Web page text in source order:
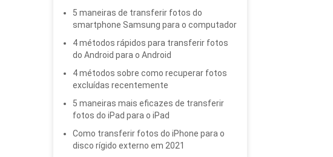
5 maneiras de transferir fotos do
smartphone Samsung para o computador
4 métodos rápidos para transferir fotos
do Android para o Android
4 métodos sobre como recuperar fotos
excluídas recentemente
5 maneiras mais eficazes de transferir
fotos do iPad para o iPad
Como transferir fotos do iPhone para o
disco rígido externo em 2021